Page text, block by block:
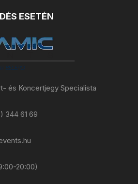
ESETÉN
és Koncertjegy Specialista
344 61 69
20:00)